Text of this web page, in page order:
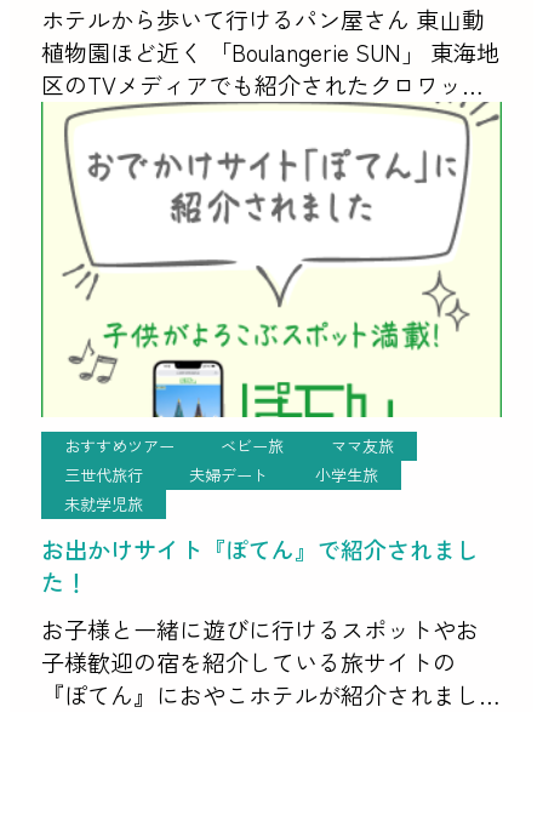
ホテルから歩いて行けるパン屋さん 東山動
植物園ほど近く 「Boulangerie SUN」 東海地
区のTVメディアでも紹介されたクロワッサ
ンで有名なブーランジュリーです。 こじ
んまりながらもおしゃれな外観と店内で 晴
[…]
おすすめツアー ベビー旅
ママ友旅
三世代旅行
夫婦デート
小学生旅
未就学児旅
お出かけサイト『ぽてん』で紹介されまし
た！
お子様と一緒に遊びに行けるスポットやお
子様歓迎の宿を紹介している旅サイトの
『ぽてん』におやこホテルが紹介されまし